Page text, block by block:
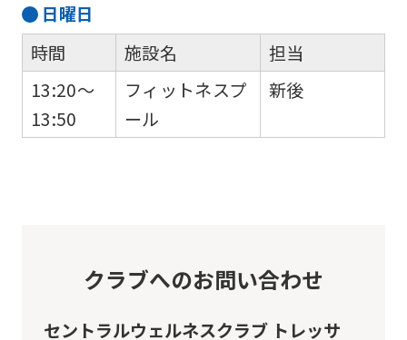
日曜日
時間
13:20～
13:50
施設名
フィットネスプ
ール
担当
新後
クラブへのお問い合わせ
セントラルウェルネスクラブ トレッサ
English.
the
to
return
to